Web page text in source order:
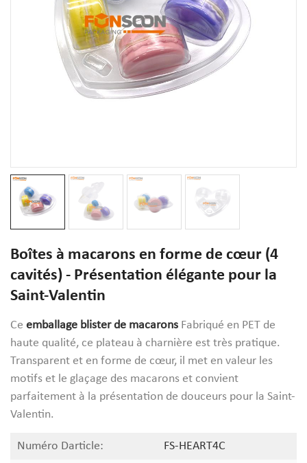
Boîtes à macarons en forme de cœur (4
cavités) - Présentation élégante pour la
Saint-Valentin
Ce emballage blister de macarons Fabriqué en PET de
haute qualité, ce plateau à charnière est très pratique.
Transparent et en forme de cœur, il met en valeur les
motifs et le glaçage des macarons et convient
parfaitement à la présentation de douceurs pour la Saint-
Valentin.
Numéro Darticle:
FS-HEART4C